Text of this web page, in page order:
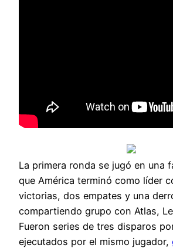
La primera ronda se jugó en una
que América terminó como líder
victorias, dos empates y una
compartiendo grupo con Atlas,
Fueron series de tres disparos
ejecutados por el mismo jugador,